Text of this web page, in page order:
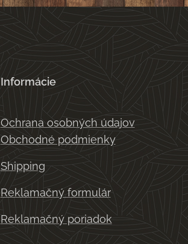
Informácie
Ochrana osobných údajov
Obchodné podmienky
Shipping
Reklamačný formulár
Reklamačný poriadok